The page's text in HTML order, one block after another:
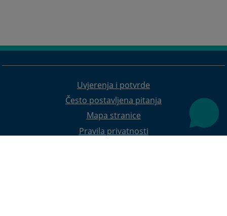
Uvjerenja i potvrde
Često postavljena pitanja
Mapa stranice
Pravila privatnosti